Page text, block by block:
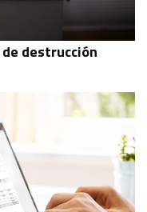
destrucción